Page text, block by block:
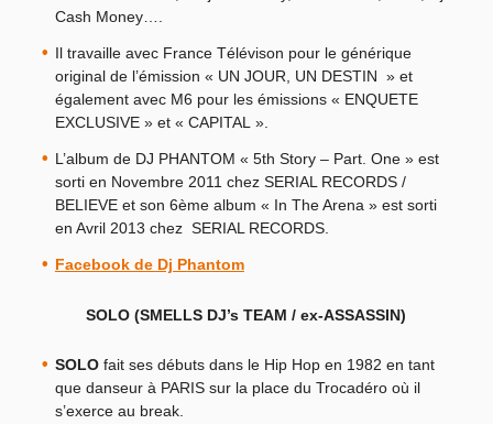
Cash Money….
Il travaille avec France Télévison pour le générique
original de l’émission « UN JOUR, UN DESTIN » et
également avec M6 pour les émissions « ENQUETE
EXCLUSIVE » et « CAPITAL ».
L’album de DJ PHANTOM « 5th Story – Part. One » est
sorti en Novembre 2011 chez SERIAL RECORDS /
BELIEVE et son 6ème album « In The Arena » est sorti
en Avril 2013 chez SERIAL RECORDS.
Facebook de Dj Phantom
SOLO (SMELLS DJ’s TEAM / ex-ASSASSIN)
SOLOfait ses débuts dans le Hip Hop en 1982 en tant
que danseur à PARIS sur la place du Trocadéro où il
s’exerce au break.